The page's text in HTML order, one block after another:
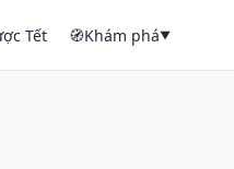
Tết 🧭Khám phá▼